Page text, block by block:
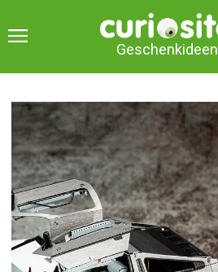
Geschenkideen